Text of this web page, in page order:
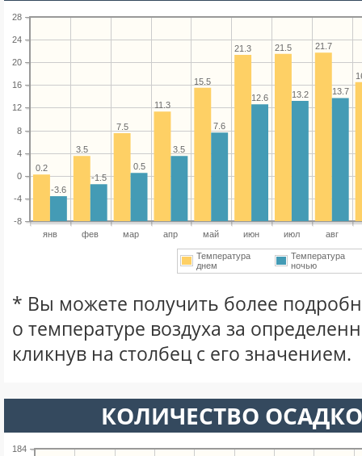
янв фев мар апр май июн июл авг
-8
-4
0
4
8
12
16
20
24
28
21.7
21.5
21.3
15.5
11.3
7.5
3.5
0.2
13.7
13.2
12.6
7.6
3.5
0.5
-1.5
-3.6
Температура
днем
Температура
ночью
* Вы можете получить более
о температуре воздуха за
кликнув на столбец с его значением.
КОЛИЧЕСТВО
184